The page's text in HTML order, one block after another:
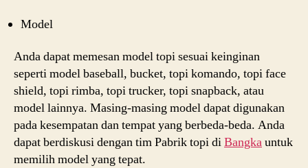
Model
Anda dapat memesan model topi sesuai keinginan
seperti model baseball, bucket, topi komando, topi face
shield, topi rimba, topi trucker, topi snapback, atau
model lainnya. Masing-masing model dapat digunakan
pada kesempatan dan tempat yang berbeda-beda. Anda
dapat berdiskusi dengan tim Pabrik topi diBangkauntuk
memilih model yang tepat.